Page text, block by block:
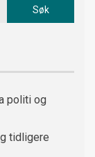
politi og
tidligere